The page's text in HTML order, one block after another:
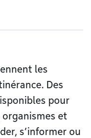
les
Des
pour
et
s’informer ou